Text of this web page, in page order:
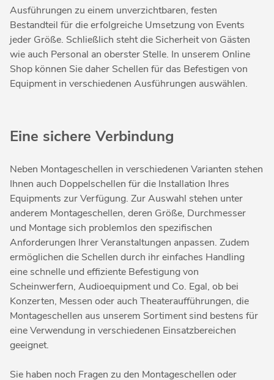
Ausführungen zu einem unverzichtbaren, festen
Bestandteil für die erfolgreiche Umsetzung von Events
jeder Größe. Schließlich steht die Sicherheit von Gästen
wie auch Personal an oberster Stelle. In unserem Online
Shop können Sie daher Schellen für das Befestigen von
Equipment in verschiedenen Ausführungen auswählen.
Eine sichere Verbindung
Neben Montageschellen in verschiedenen Varianten stehen
Ihnen auch Doppelschellen für die Installation Ihres
Equipments zur Verfügung. Zur Auswahl stehen unter
anderem Montageschellen, deren Größe, Durchmesser
und Montage sich problemlos den spezifischen
Anforderungen Ihrer Veranstaltungen anpassen. Zudem
ermöglichen die Schellen durch ihr einfaches Handling
eine schnelle und effiziente Befestigung von
Scheinwerfern, Audioequipment und Co. Egal, ob bei
Konzerten, Messen oder auch Theateraufführungen, die
Montageschellen aus unserem Sortiment sind bestens für
eine Verwendung in verschiedenen Einsatzbereichen
geeignet.
Sie haben noch Fragen zu den Montageschellen oder